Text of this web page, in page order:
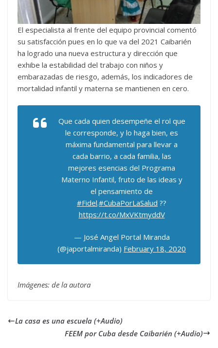
El especialista al frente del equipo provincial comentó
su satisfacción pues en lo que va del 2021 Caibarién
ha logrado una nueva estructura y dirección que
exhibe la estabilidad del trabajo con niños y
embarazadas de riesgo, además, los indicadores de
mortalidad infantil y materna se mantienen en cero.
Que cada quien desempeñe el rol que
le corresponde, y lo haga bien, es
máxima fundamental para llevar a
cada barrio, a cada familia, las
mejores esencias del Programa
Materno Infantil, fruto de las ideas y
el pensamiento de
#Fidel.#CubaPorLaSalud ??
https://t.co/MxVKtmyddV
— José Angel Portal Miranda
(@japortalmiranda) February 18, 2020
Imágenes: de la autora
La casa es una escuela (+Audio)
FEEM por Cuba desde Caibarién (+Audio)